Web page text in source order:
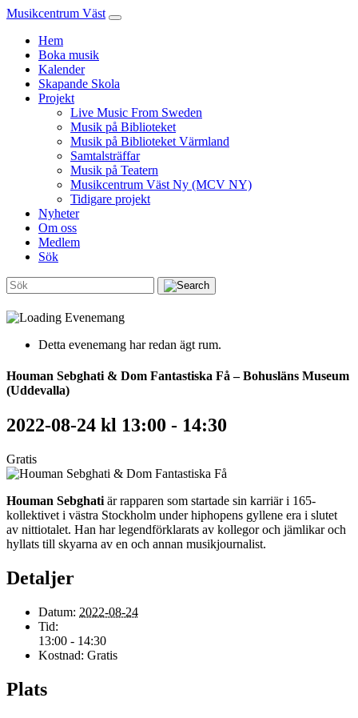
Musikcentrum Väst
Hem
Boka musik
Kalender
Skapande Skola
Projekt
Live Music From Sweden
Musik på Biblioteket
Musik på Biblioteket Värmland
Samtalsträffar
Musik på Teatern
Musikcentrum Väst Ny (MCV NY)
Tidigare projekt
Nyheter
Om oss
Medlem
Sök
Detta evenemang har redan ägt rum.
Houman Sebghati & Dom Fantastiska Få – Bohusläns Museum
(Uddevalla)
2022-08-24 kl 13:00 - 14:30
Gratis
Houman Sebghati är rapparen som startade sin karriär i 165-
kollektivet i västra Stockholm under hiphopens gyllene era i slutet
av nittiotalet. Han har legendförklarats av kollegor och jämlikar och
hyllats till skyarna av en och annan musikjournalist.
Detaljer
Datum: 2022-08-24
Tid:
13:00 - 14:30
Kostnad: Gratis
Plats